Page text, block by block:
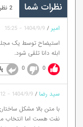
نظرات شما 2 نظر
امیر /
1404/9/9 - 15:25
استیضاح توسط یک
ابله دانا تلقی شود.
0
0
سید رضا /
1404/9/9 - 10:12
با متن بالا مشکل
نفت هست اما انتخاب